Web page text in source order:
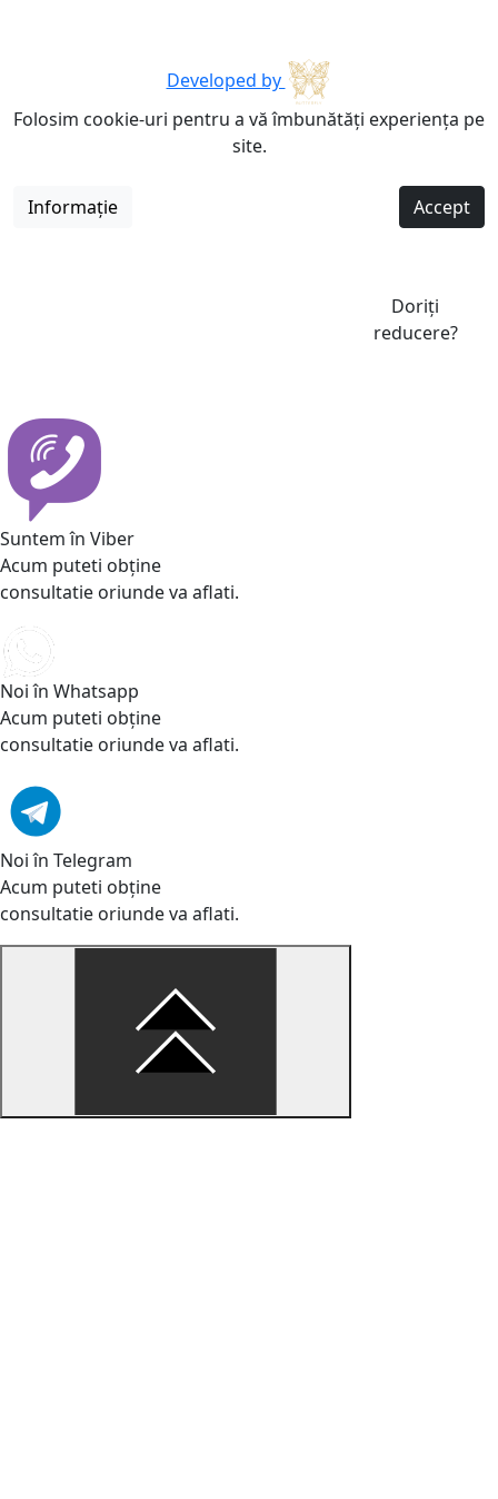
Developed by
Folosim cookie-uri pentru a vă îmbunătăți experiența pe
site.
Informație Accept
Doriți
reducere?
Suntem în Viber
Acum puteti obține
consultatie oriunde va aflati.
Noi în Whatsapp
Acum puteti obține
consultatie oriunde va aflati.
Noi în Telegram
Acum puteti obține
consultatie oriunde va aflati.